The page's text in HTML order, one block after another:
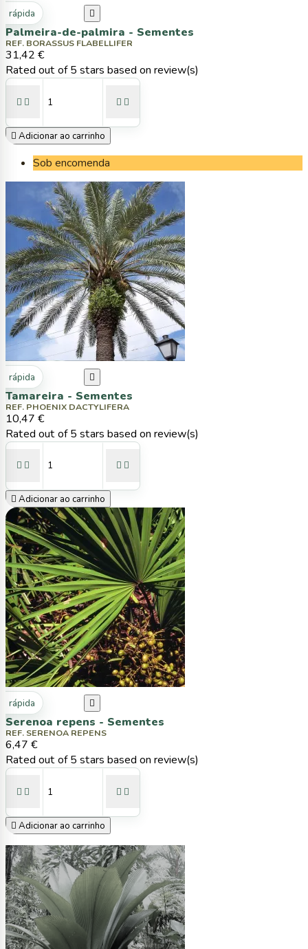
rápida 
Palmeira-de-palmira - Sementes
REF. BORASSUS FLABELLIFER
31,42 €
Rated out of 5 stars based on review(s)
   
 Adicionar ao carrinho
Sob encomenda
rápida 
Tamareira - Sementes
REF. PHOENIX DACTYLIFERA
10,47 €
Rated out of 5 stars based on review(s)
   
 Adicionar ao carrinho
rápida 
Serenoa repens - Sementes
REF. SERENOA REPENS
6,47 €
Rated out of 5 stars based on review(s)
   
 Adicionar ao carrinho